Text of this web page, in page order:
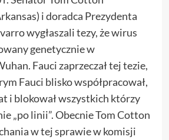
i doradca Prezydenta
wygłaszali tezy, że wirus
genetycznie w
Fauci zaprzeczał tej tezie,
Fauci blisko współpracował,
i blokował wszystkich którzy
„po linii”. Obecnie Tom Cotton
w tej sprawie w komisji